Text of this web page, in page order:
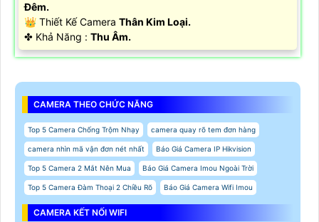
Đêm.
👑 Thiết Kế Camera Thân Kim Loại.
️✤ Khả Năng : Thu Âm.
CAMERA THEO CHỨC NĂNG
Top 5 Camera Chống Trộm Nhạy camera quay rõ tem đơn hàng
camera nhìn mã vận đơn nét nhất Báo Giá Camera IP Hikvision
Top 5 Camera 2 Mắt Nên Mua Báo Giá Camera Imou Ngoài Trời
Top 5 Camera Đàm Thoại 2 Chiều Rõ Báo Giá Camera Wifi Imou
CAMERA KẾT NỐI WIFI